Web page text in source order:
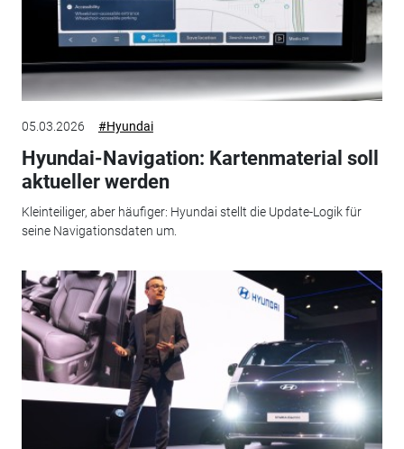
05.03.2026 #Hyundai
Hyundai-Navigation: Kartenmaterial soll
aktueller werden
Kleinteiliger, aber häufiger: Hyundai stellt die Update-Logik für
seine Navigationsdaten um.